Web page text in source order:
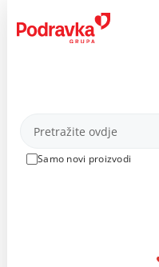
content
Proizvodi
Samo novi proizvodi